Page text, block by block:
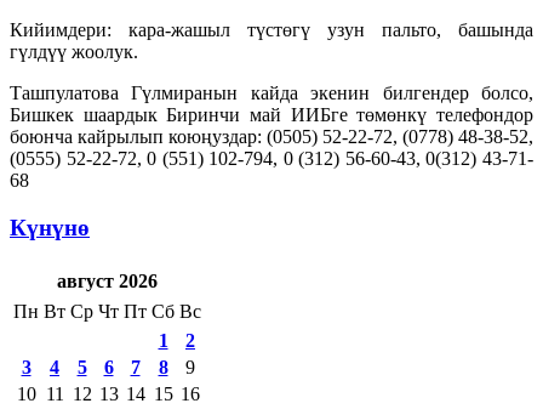
Кийимдери: кара-жашыл түстөгү узун пальто, башында
гүлдүү жоолук.
Ташпулатова Гүлмиранын кайда экенин билгендер болсо,
Бишкек шаардык Биринчи май ИИБге төмөнкү телефондор
боюнча кайрылып коюңуздар: (0505) 52-22-72, (0778) 48-38-52,
(0555) 52-22-72, 0 (551) 102-794, 0 (312) 56-60-43, 0(312) 43-71-
68
Күнүнө
август 2026
Пн Вт Ср Чт Пт Сб Вс
1
2
3
4 5 6 7 8
9
10 11 12 13 14 15 16